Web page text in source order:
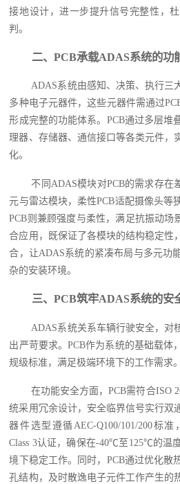
接地设计，进一步提升信号完整性，
判。
二、PCB承载ADAS系统的功
ADAS系统由感知、决策、执行三
多种电子元器件，这些元器件需通过
形成完整的功能体系。PCB通过多层堆
理器、存储器、通信接口等各类元件，
化。
不同ADAS模块对PCB的需求存在
元与雷达模块，柔性PCB适配摄像头等
PCB则兼顾强度与柔性，满足抗振动场
合应用，既保证了各模块的结构稳定性
合，让ADAS系统的紧凑布局与多元功
杂的安装环境。
三、PCB筑牢ADAS系统的安
ADAS系统关系车辆行驶安全，对
出严苛要求。PCB作为系统的基础载体
规级标准，满足极端环境下的工作需求。
在功能安全方面，PCB需符合ISO
统采用冗余设计，安全临界信号实行双
器件选型遵循AEC-Q100/101/200标准
Class 3认证，确保在-40℃至125℃的温
境下稳定工作。同时，PCB通过优化散
孔结构，及时散逸电子元件工作产生的